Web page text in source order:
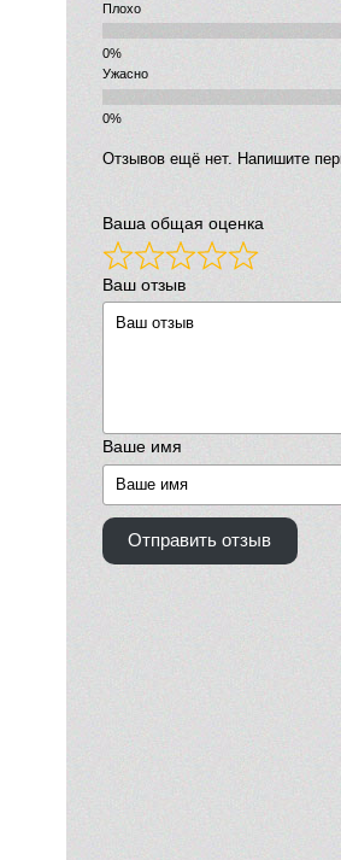
Плохо
Ужасно
Отзывов ещё нет. Напишите
Ваша общая оценка
Ваш отзыв
Ваше имя
Отправить отзыв